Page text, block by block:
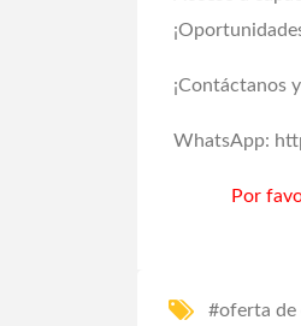
¡Contáctanos
WhatsApp:
Por
#oferta de